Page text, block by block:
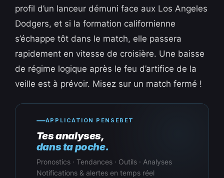
profil d’un lanceur démuni face aux Los Angeles
Dodgers, et si la formation californienne
s’échappe tôt dans le match, elle passera
rapidement en vitesse de croisière. Une baisse
de régime logique après le feu d’artifice de la
veille est à prévoir. Misez sur un match fermé !
APPLICATION PENSEBET
Tes analyses,
dans ta poche.
Pronostics · Tendances · Outils · Analyses
Notifications & alertes en temps réel